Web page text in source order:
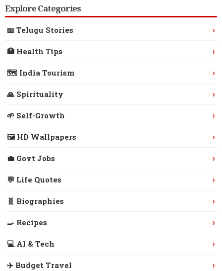
Explore Categories
📖 Telugu Stories ›
🏥 Health Tips ›
🗺️ India Tourism ›
🙏 Spirituality ›
🌱 Self-Growth ›
🖼️ HD Wallpapers ›
💼 Govt Jobs ›
💬 Life Quotes ›
🧬 Biographies ›
🍳 Recipes ›
💻 AI & Tech ›
✈️ Budget Travel ›